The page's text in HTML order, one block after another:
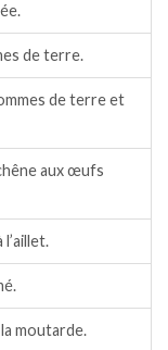
de terre.
de terre et
aux œufs
moutarde.